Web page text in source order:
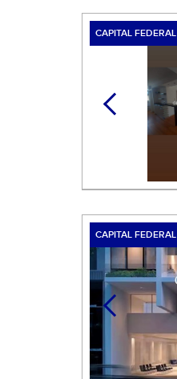
CAPITAL FEDERAL
CAPITAL FEDERAL